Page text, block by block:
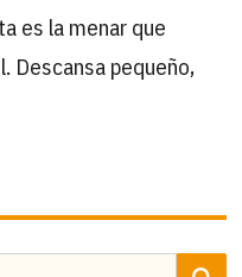
es la menar que
Descansa pequeño,